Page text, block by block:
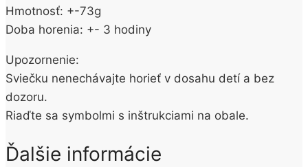
Hmotnosť: +-73g
Doba horenia: +- 3 hodiny
Upozornenie:
Sviečku nenechávajte horieť v dosahu detí a bez
dozoru.
Riaďte sa symbolmi s inštrukciami na obale.
Ďalšie informácie